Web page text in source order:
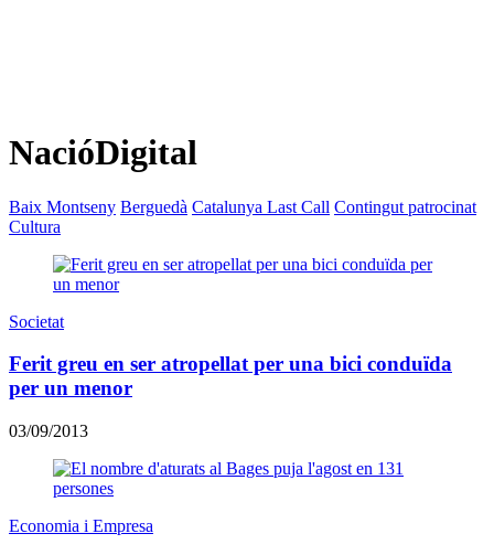
NacióDigital
Baix Montseny Berguedà Catalunya Last Call Contingut patrocinat
Cultura
Societat
Ferit greu en ser atropellat per una bici conduïda
per un menor
03/09/2013
Economia i Empresa